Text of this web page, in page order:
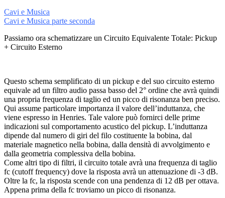
Cavi e Musica
Cavi e Musica parte seconda
Passiamo ora schematizzare un Circuito Equivalente Totale: Pickup
+ Circuito Esterno
Questo schema semplificato di un pickup e del suo circuito esterno
equivale ad un filtro audio passa basso del 2° ordine che avrà quindi
una propria frequenza di taglio ed un picco di risonanza ben preciso.
Qui assume particolare importanza il valore dell’induttanza, che
viene espresso in Henries. Tale valore può fornirci delle prime
indicazioni sul comportamento acustico del pickup. L’induttanza
dipende dal numero di giri del filo costituente la bobina, dal
materiale magnetico nella bobina, dalla densità di avvolgimento e
dalla geometria complessiva della bobina.
Come altri tipo di filtri, il circuito totale avrà una frequenza di taglio
fc (cutoff frequency) dove la risposta avrà un attenuazione di -3 dB.
Oltre la fc, la risposta scende con una pendenza di 12 dB per ottava.
Appena prima della fc troviamo un picco di risonanza.